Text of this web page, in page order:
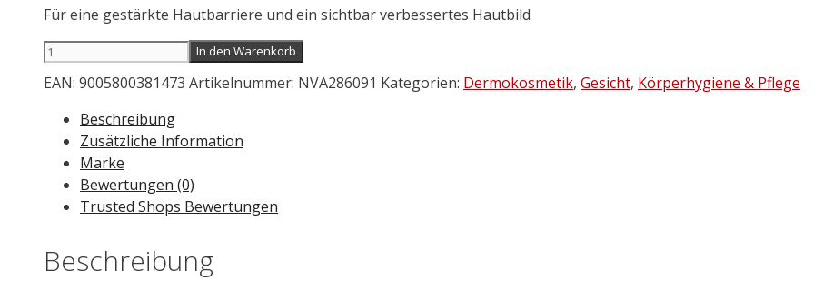
Für eine gestärkte Hautbarriere und ein sichtbar verbessertes Hautbild
NIVEA
Skin
Clear
Serum
Menge
In den Warenkorb
EAN: 9005800381473 Artikelnummer: NVA286091 Kategorien: Dermokosmetik, Gesicht, Körperhygiene & Pflege
Beschreibung
Zusätzliche Information
Marke
Bewertungen (0)
Trusted Shops Bewertungen
Beschreibung